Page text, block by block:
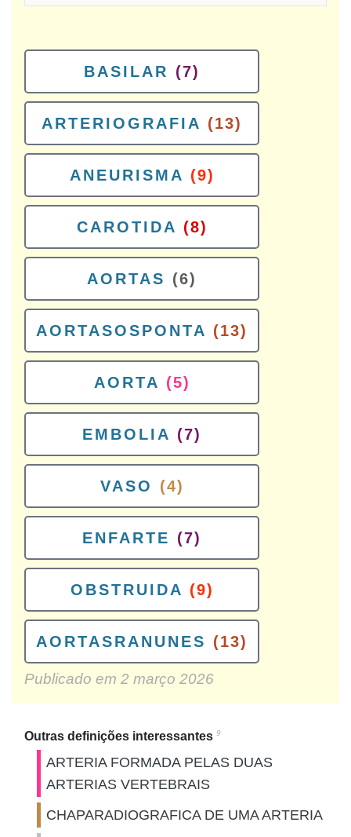
BASILAR (7)
ARTERIOGRAFIA (13)
ANEURISMA (9)
CAROTIDA (8)
AORTAS (6)
AORTASOSPONTA (13)
AORTA (5)
EMBOLIA (7)
VASO (4)
ENFARTE (7)
OBSTRUIDA (9)
AORTASRANUNES (13)
Publicado em 2 março 2026
Outras definições interessantes 9
ARTERIA FORMADA PELAS DUAS
ARTERIAS VERTEBRAIS
CHAPARADIOGRAFICA DE UMA ARTERIA